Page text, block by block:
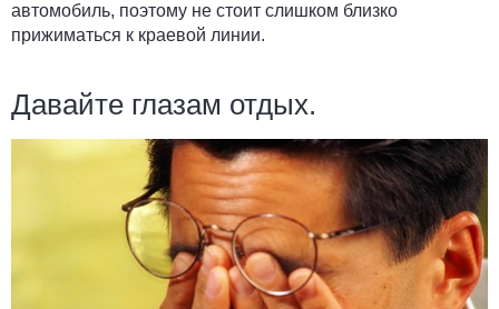
автомобиль, поэтому не стоит слишком близко
прижиматься к краевой линии.
Давайте глазам отдых.